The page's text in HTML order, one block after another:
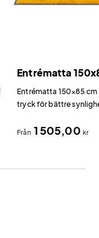
Entrématta
Entrématta 150×85
tryck för bättre
entrémattan 150×85
Från 1 505,00 kr